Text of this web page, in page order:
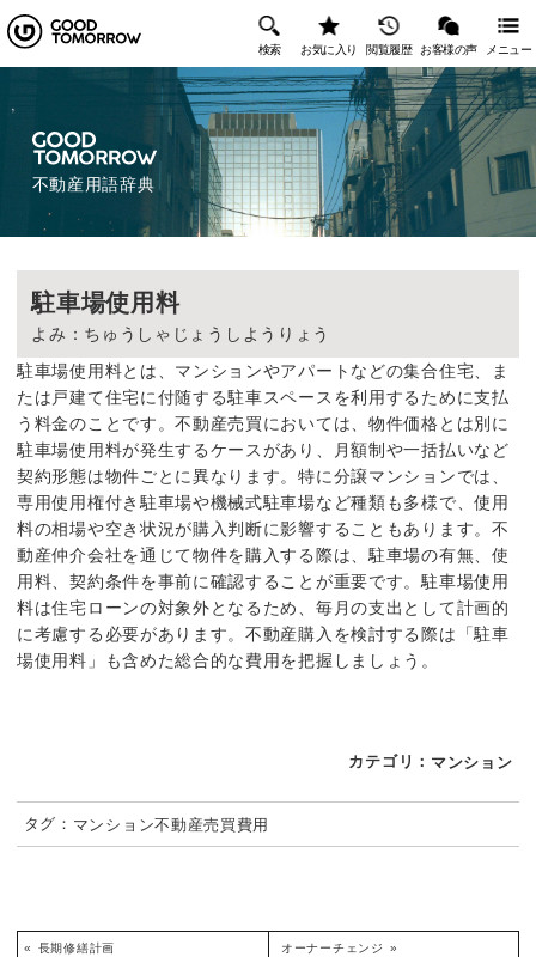
検索 お気に入り 閲覧履歴 お客様の声 メニュー
不動産用語辞典
駐車場使用料
よみ：ちゅうしゃじょうしようりょう
駐車場使用料とは、マンションやアパートなどの集合住宅、ま
たは戸建て住宅に付随する駐車スペースを利用するために支払
う料金のことです。不動産売買においては、物件価格とは別に
駐車場使用料が発生するケースがあり、月額制や一括払いなど
契約形態は物件ごとに異なります。特に分譲マンションでは、
専用使用権付き駐車場や機械式駐車場など種類も多様で、使用
料の相場や空き状況が購入判断に影響することもあります。不
動産仲介会社を通じて物件を購入する際は、駐車場の有無、使
用料、契約条件を事前に確認することが重要です。駐車場使用
料は住宅ローンの対象外となるため、毎月の支出として計画的
に考慮する必要があります。不動産購入を検討する際は「駐車
場使用料」も含めた総合的な費用を把握しましょう。
カテゴリ： マンション
タグ： マンション不動産売買費用
« 長期修繕計画 オーナーチェンジ »